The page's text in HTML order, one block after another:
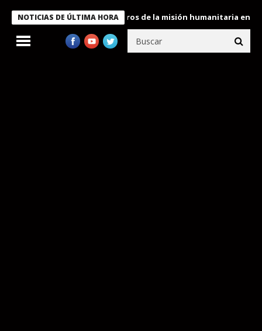
NOTICIAS DE ÚLTIMA HORA
condecora a miembros de la misión humanitaria enviada a